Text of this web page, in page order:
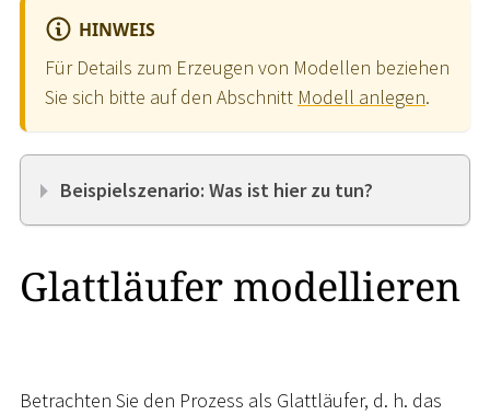
HINWEIS
Für Details zum Erzeugen von Modellen beziehen
Sie sich bitte auf den Abschnitt Modell anlegen.
Beispielszenario: Was ist hier zu tun?
Glattläufer modellieren
Betrachten Sie den Prozess als Glattläufer, d. h. das